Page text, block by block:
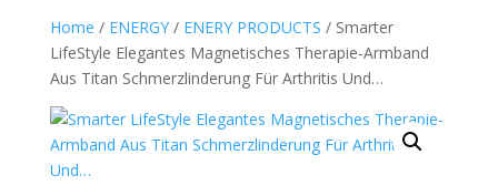
Home / ENERGY/ ENERY PRODUCTS / Smarter
LifeStyle Elegantes Magnetisches Therapie-Armband
Aus Titan Schmerzlinderung Für Arthritis Und…